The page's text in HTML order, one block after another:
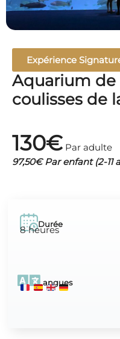
Expérience
Aquarium de
coulisses de
130€ Par adulte
97,50€ Par enfant (2-11
Durée
8 heures
Langues